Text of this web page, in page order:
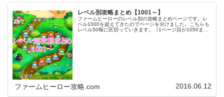
レベル別攻略まとめ【1001～】
ファームヒーローのレベル別の攻略まとめページです。レ
ベル1000を超えてきたのでページを分けました。こちらも
レベル50毎に区切っていきます。（1ページ目が1050ま
ファームヒーロー攻略.com 2016.06.12